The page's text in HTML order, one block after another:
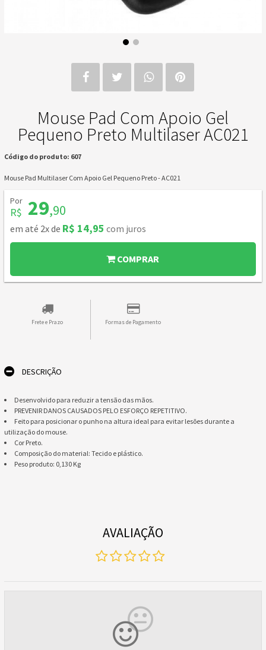
Mouse Pad Com Apoio Gel
Pequeno Preto Multilaser AC021
Código do produto: 607
Mouse Pad Multilaser Com Apoio Gel Pequeno Preto - AC021
Por
R$ 29,90
em até 2x de R$ 14,95 com juros
COMPRAR
Frete e Prazo Formas de Pagamento
DESCRIÇÃO
Desenvolvido para reduzir a tensão das mãos.
PREVENIR DANOS CAUSADOS PELO ESFORÇO REPETITIVO.
Feito para posicionar o punho na altura ideal para evitar lesões durante a
utilização do mouse.
Cor Preto.
Composição do material: Tecido e plástico.
Peso produto: 0,130 Kg
AVALIAÇÃO